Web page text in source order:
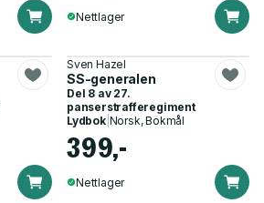
Nettlager
Sven Hazel
SS-generalen
Del 8 av 27.
panserstrafferegiment
Lydbok| Norsk, Bokmål
399,-
Nettlager